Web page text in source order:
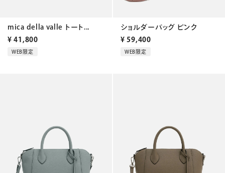
mica della valle トート...
¥ 41,800
WEB限定
ショルダーバッグ ピンク
¥ 59,400
WEB限定